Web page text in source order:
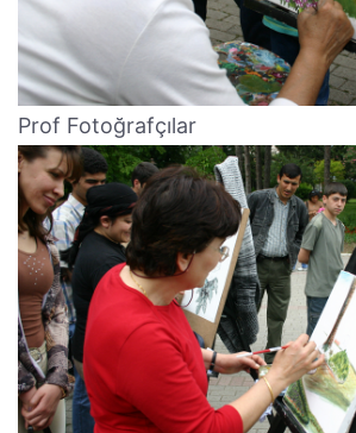
Prof Fotoğrafçılar